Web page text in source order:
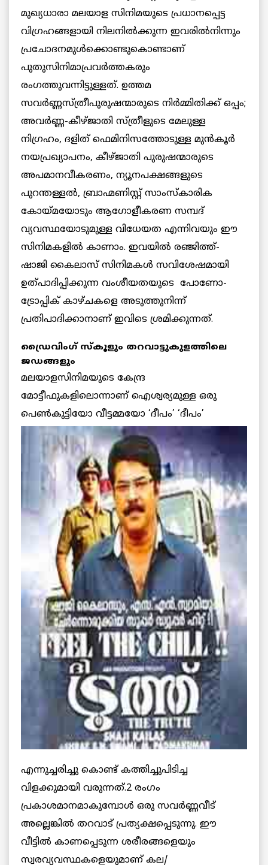
മുഖ്യധാരാ മലയാള സിനിമയുടെ പ്രധാനപ്പെട്ട
വിഗ്രഹങ്ങളായി നിലനില്‍ക്കുന്ന ഇവരില്‍നിന്നും
പ്രചോദനമുള്‍ക്കൊണ്ടുകൊണ്ടാണ്
പുതുസിനിമാപ്രവര്‍ത്തകരും
രംഗത്തുവന്നിട്ടുള്ളത്. ഉത്തമ
സവര്‍ണ്ണസ്ത്രീപുരുഷന്മാരുടെ നിര്‍മ്മിതിക്ക് ഒപ്പം;
അവര്‍ണ്ണ-കീഴ്ജാതി സ്ത്രീളുടെ മേലുള്ള
നിഗ്രഹം, ദളിത് ഫെമിനിസത്തോടുള്ള മുന്‍കൂര്‍
നയപ്രഖ്യാപനം, കീഴ്ജാതി പുരുഷന്മാരുടെ
അപമാനവീകരണം, ന്യൂനപക്ഷങ്ങളുടെ
പുറന്തള്ളല്‍, ബ്രാഹ്മണിസ്റ്റ് സാംസ്‌കാരിക
കോയ്മയോടും ആഗോളീകരണ സമ്പദ്
വ്യവസ്ഥയോടുമുള്ള വിധേയത എന്നിവയും ഈ
സിനിമകളില്‍ കാണാം. ഇവയില്‍ രഞ്ജിത്ത്-
ഷാജി കൈലാസ് സിനിമകള്‍ സവിശേഷമായി
ഉത്പാദിപ്പിക്കുന്ന വംശീയതയുടെ പോണോ-
ട്രോപ്പിക് കാഴ്ചകളെ അടുത്തുനിന്ന്
പ്രതിപാദിക്കാനാണ് ഇവിടെ ശ്രമിക്കുന്നത്.
ഡ്രൈവിംഗ് സ്‌കൂളും തറവാട്ടുകുളത്തിലെ
ജഡങ്ങളും
മലയാളസിനിമയുടെ കേന്ദ്ര
മോട്ടീഫുകളിലൊന്നാണ് ഐശ്വര്യമുള്ള ഒരു
പെണ്‍കുട്ടിയോ വീട്ടമ്മയോ ‘ദീപം’ ‘ദീപം’
എന്നുച്ചരിച്ചു കൊണ്ട് കത്തിച്ചുപിടിച്ച
വിളക്കുമായി വരുന്നത്.2 രംഗം
പ്രകാശമാനമാകുമ്പോള്‍ ഒരു സവര്‍ണ്ണവീട്
അല്ലെങ്കില്‍ തറവാട് പ്രത്യക്ഷപ്പെടുന്നു. ഈ
വീട്ടില്‍ കാണപ്പെടുന്ന ശരീരങ്ങളെയും
സ്വരവ്യവസ്ഥകളെയുമാണ് കല/